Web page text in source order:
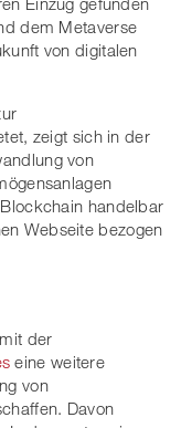
dem Metaverse
von digitalen
zeigt sich in der
von
handelbar
Webseite bezogen
der
eine weitere
von
Davon